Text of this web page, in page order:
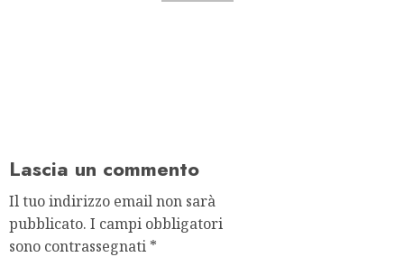
Lascia un commento
Il tuo indirizzo email non sarà
pubblicato. I campi obbligatori
sono contrassegnati *